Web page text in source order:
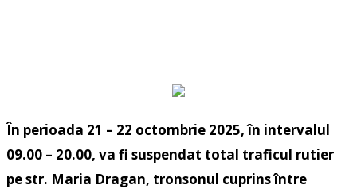
În perioada 21 – 22 octombrie 2025, în intervalul
09.00 – 20.00, va fi suspendat total traficul rutier
pe str. Maria Dragan, tronsonul cuprins între